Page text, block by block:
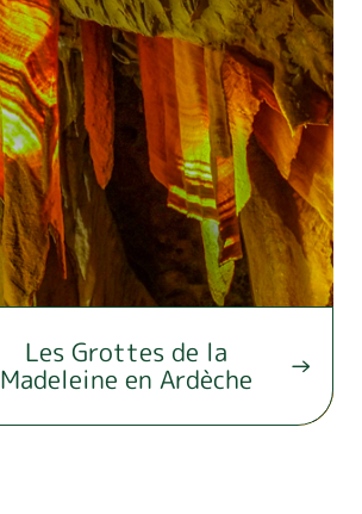
Les Grottes de la
Madeleine en Ardèche